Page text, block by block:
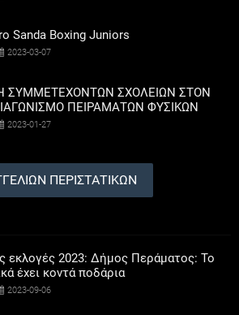
Sanda Boxing Juniors
2023-03-07
ΣΥΜΜΕΤΕΧΟΝΤΩΝ ΣΧΟΛΕΙΩΝ ΣΤΟΝ
ΠΕΙΡΑΜΑΤΩΝ ΦΥΣΙΚΩΝ
2023-01-27
ΠΕΡΙΣΤΑΤΙΚΩΝ
εκλογές 2023: Δήμος Περάματος: Το
έχει κοντά ποδάρια
2023-09-06